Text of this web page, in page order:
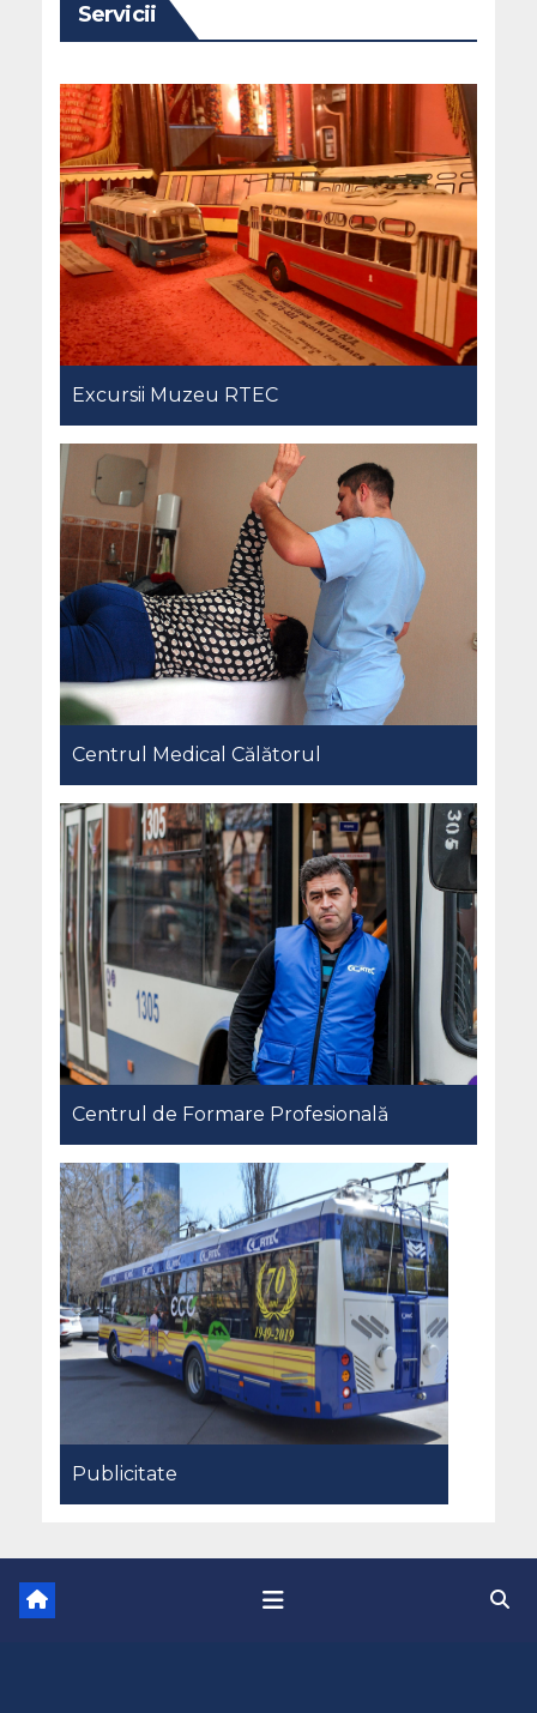
Servicii
Excursii Muzeu RTEC
Centrul Medical Călătorul
Centrul de Formare Profesională
Publicitate